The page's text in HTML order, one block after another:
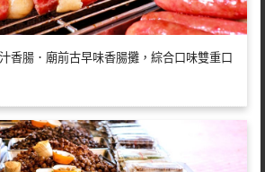
香腸．廟前古早味香腸攤，綜合口味雙重口